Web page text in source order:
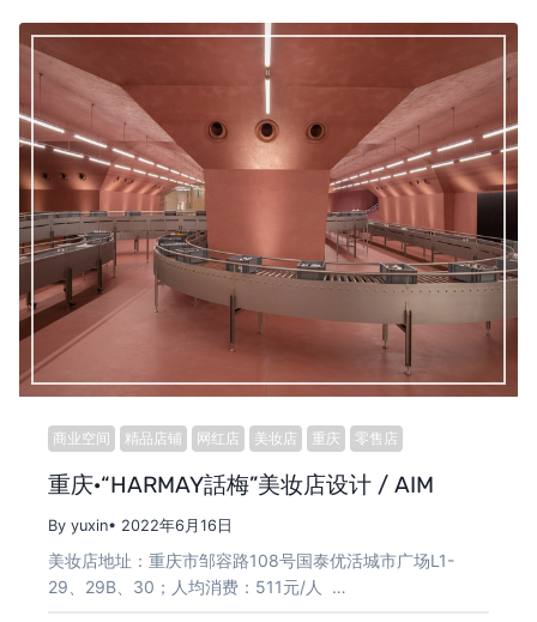
商业空间 精品店铺 网红店 美妆店 重庆 零售店
重庆·“HARMAY話梅”美妆店设计 / AIM
By yuxin• 2022年6月16日
美妆店地址：重庆市邹容路108号国泰优活城市广场L1-
29、29B、30；人均消费：511元/人 …